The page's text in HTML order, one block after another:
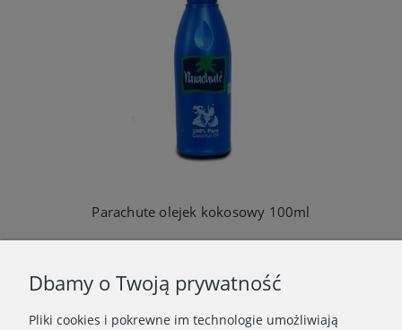
Parachute olejek kokosowy 100ml
Dbamy o Twoją prywatność
Pliki cookies i pokrewne im technologie umożliwiają